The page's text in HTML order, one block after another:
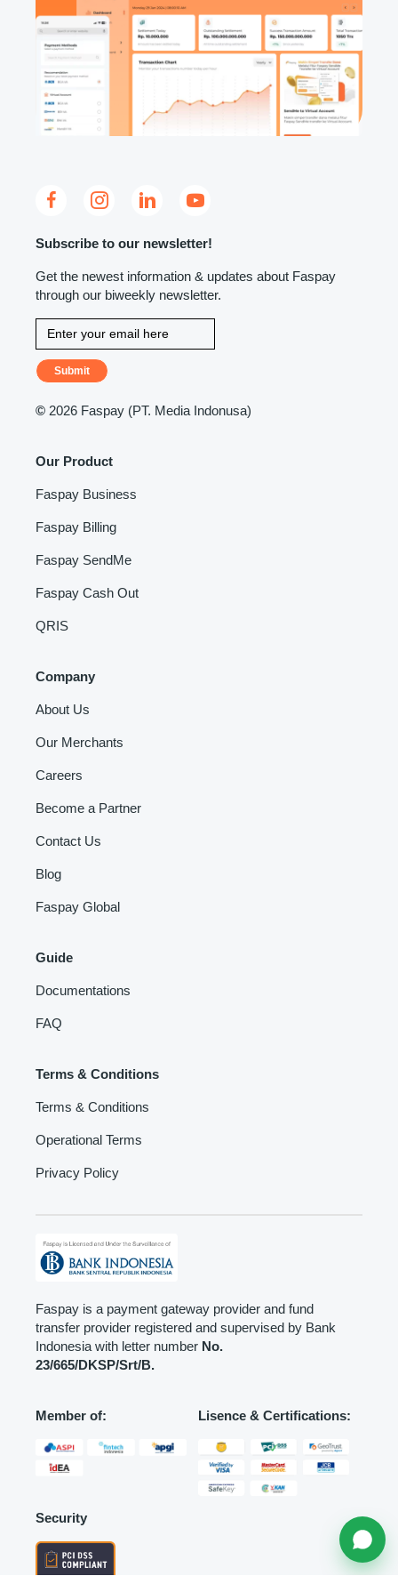
Subscribe to our newsletter!
Get the newest information & updates about Faspay
through our biweekly newsletter.
Submit
© 2026 Faspay (PT. Media Indonusa)
Our Product
Faspay Business
Faspay Billing
Faspay SendMe
Faspay Cash Out
QRIS
Company
About Us
Our Merchants
Careers
Become a Partner
Contact Us
Blog
Faspay Global
Guide
Documentations
FAQ
Terms & Conditions
Terms & Conditions
Operational Terms
Privacy Policy
Faspay is a payment gateway provider and fund
transfer provider registered and supervised by Bank
Indonesia with letter number No.
23/665/DKSP/Srt/B.
Member of: Lisence & Certifications:
Security